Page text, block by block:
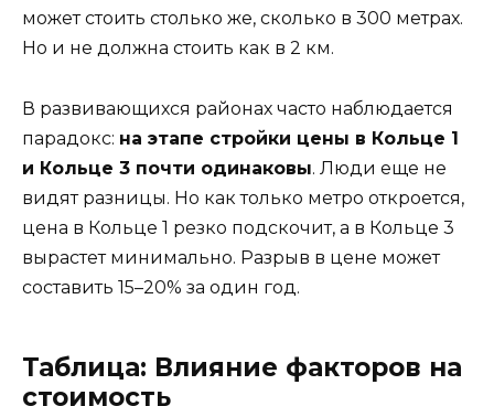
может стоить столько же, сколько в 300 метрах.
Но и не должна стоить как в 2 км.
В развивающихся районах часто наблюдается
парадокс: на этапе стройки цены в Кольце 1
и Кольце 3 почти одинаковы. Люди еще не
видят разницы. Но как только метро откроется,
цена в Кольце 1 резко подскочит, а в Кольце 3
вырастет минимально. Разрыв в цене может
составить 15–20% за один год.
Таблица: Влияние факторов на
стоимость